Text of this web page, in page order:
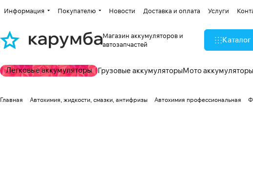
Информация Покупателю Новости Доставка и оплата Услуги
Магазин аккумуляторов и
автозапчастей
Каталог
Легковые аккумуляторы Грузовые аккумуляторыМото аккумуляторы
Главная Автохимия, жидкости, смазки, антифризы Автохимия профессиональная